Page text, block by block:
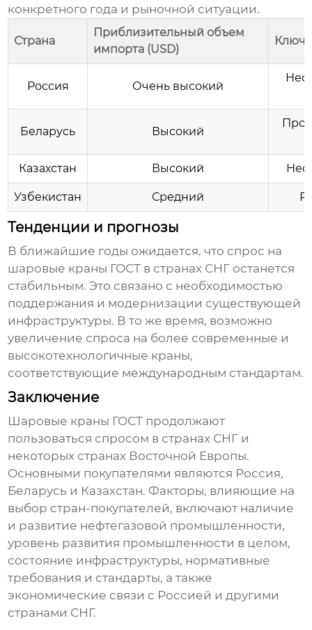
конкретного года и рыночной ситуации.
Страна
Приблизительный объем
импорта (USD)
Россия Очень высокий
Беларусь Высокий
Казахстан Высокий
Узбекистан Средний
Тенденции и прогнозы
В ближайшие годы ожидается, что спрос на
шаровые краны ГОСТ в странах СНГ останется
стабильным. Это связано с необходимостью
поддержания и модернизации существующей
инфраструктуры. В то же время, возможно
увеличение спроса на более современные и
высокотехнологичные краны,
соответствующие международным стандартам.
Заключение
Шаровые краны ГОСТ продолжают
пользоваться спросом в странах СНГ и
некоторых странах Восточной Европы.
Основными покупателями являются Россия,
Беларусь и Казахстан. Факторы, влияющие на
выбор стран-покупателей, включают наличие
и развитие нефтегазовой промышленности,
уровень развития промышленности в целом,
состояние инфраструктуры, нормативные
требования и стандарты, а также
экономические связи с Россией и другими
странами СНГ.